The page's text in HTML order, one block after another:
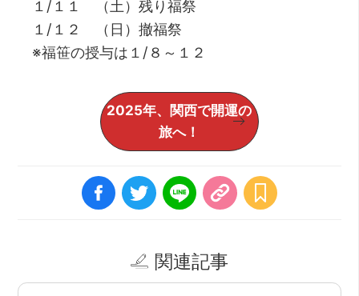
１/１１ （土）残り福祭
１/１２ （日）撤福祭
※福笹の授与は１/８～１２
2025年、関西で開運の
旅へ！
関連記事